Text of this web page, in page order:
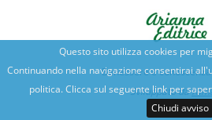
Questo sito utilizza cookies per
Continuando nella navigazione consentirai
politica. Clicca sul seguente link per
Chiudi avviso
Benessere e
Sviluppato da